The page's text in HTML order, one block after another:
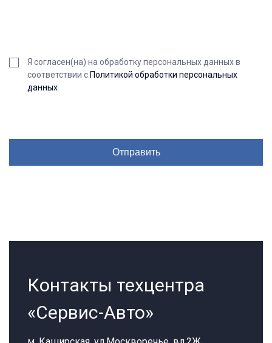
Я согласен(на) на обработку персональных данных в
соответствии с Политикой обработки персональных
данных
Контакты техцентра
«Сервис-Авто»